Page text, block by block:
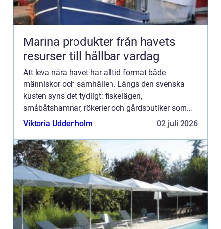
Marina produkter från havets
resurser till hållbar vardag
Att leva nära havet har alltid format både
människor och samhällen. Längs den svenska
kusten syns det tydligt: fiskelägen,
småbåtshamnar, rökerier och gårdsbutiker som
tar vara på havets gåvor. I dag handlar intresset
Viktoria Uddenholm 02 juli 2026